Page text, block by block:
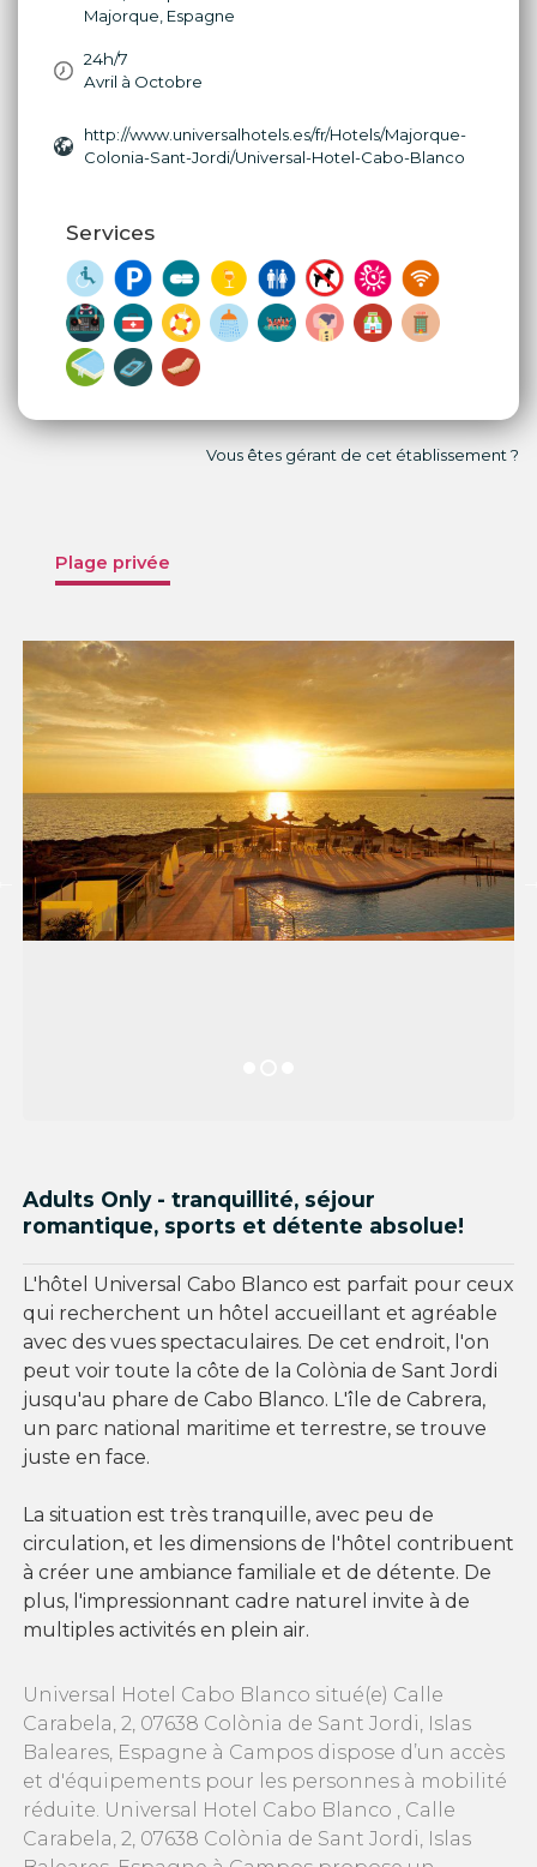
Majorque Espagne
24h/7
Avril à Octobre
http://www.universalhotels.es/fr/Hotels/Majorque-
Colonia-Sant-Jordi/Universal-Hotel-Cabo-Blanco
Services
Vous êtes gérant de cet établissement ?
Plage privée
Adults Only - tranquillité, séjour
romantique, sports et détente absolue!
L'hôtel Universal Cabo Blanco est parfait pour ceux
qui recherchent un hôtel accueillant et agréable
avec des vues spectaculaires. De cet endroit, l'on
peut voir toute la côte de la Colònia de Sant Jordi
jusqu'au phare de Cabo Blanco. L'île de Cabrera,
un parc national maritime et terrestre, se trouve
juste en face.
La situation est très tranquille, avec peu de
circulation, et les dimensions de l'hôtel contribuent
à créer une ambiance familiale et de détente. De
plus, l'impressionnant cadre naturel invite à de
multiples activités en plein air.
Universal Hotel Cabo Blanco situé(e) Calle
Carabela, 2, 07638 Colònia de Sant Jordi, Islas
Baleares, Espagne à Campos dispose d’un accès
et d'équipements pour les personnes à mobilité
réduite. Universal Hotel Cabo Blanco , Calle
Carabela, 2, 07638 Colònia de Sant Jordi, Islas